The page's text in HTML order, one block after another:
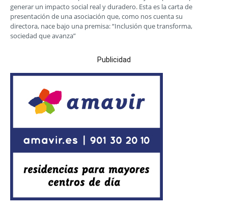
generar un impacto social real y duradero. Esta es la carta de
presentación de una asociación que, como nos cuenta su
directora, nace bajo una premisa: “Inclusión que transforma,
sociedad que avanza”
Publicidad